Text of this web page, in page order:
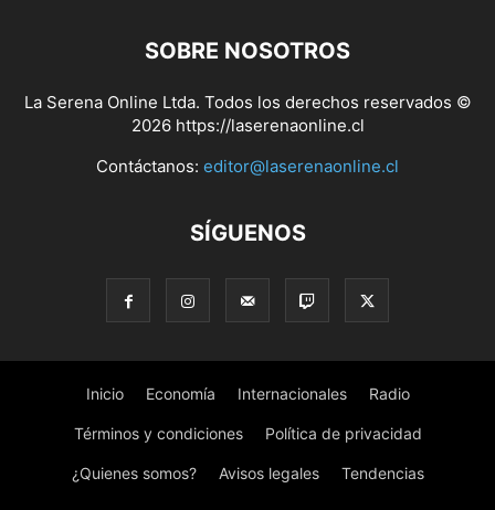
SOBRE NOSOTROS
La Serena Online Ltda. Todos los derechos reservados ©
2026 https://laserenaonline.cl
Contáctanos: editor@laserenaonline.cl
SÍGUENOS
Inicio Economía Internacionales Radio
Términos y condiciones Política de privacidad
¿Quienes somos? Avisos legales Tendencias